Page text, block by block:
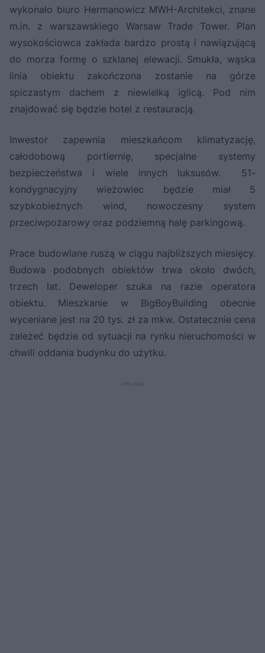
wykonało biuro Hermanowicz MWH-Architekci, znane
m.in. z warszawskiego Warsaw Trade Tower. Plan
wysokościowca zakłada bardzo prostą i nawiązującą
do morza formę o szklanej elewacji. Smukła, wąska
linia obiektu zakończona zostanie na górze
spiczastym dachem z niewielką iglicą. Pod nim
znajdować się będzie hotel z restauracją.
Inwestor zapewnia mieszkańcom klimatyzację,
całodobową portiernię, specjalne systemy
bezpieczeństwa i wiele innych luksusów. 51-
kondygnacyjny wieżowiec będzie miał 5
szybkobieżnych wind, nowoczesny system
przeciwpożarowy oraz podziemną halę parkingową.
Prace budowlane ruszą w ciągu najbliższych miesięcy.
Budowa podobnych obiektów trwa około dwóch,
trzech lat. Deweloper szuka na razie operatora
obiektu. Mieszkanie w BigBoyBuilding obecnie
wyceniane jest na 20 tys. zł za mkw. Ostatecznie cena
zależeć będzie od sytuacji na rynku nieruchomości w
chwili oddania budynku do użytku.